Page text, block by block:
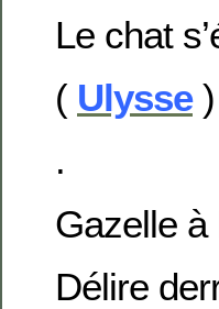
Le chat
( Ulysse)
.
Gazelle à
Délire